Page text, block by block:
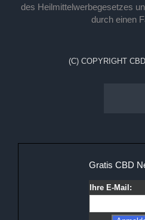
des Heilmittelwerbegesetzes
durch einen
(C) COPYRIGHT
Gratis CBD
Ihre E-Mail: